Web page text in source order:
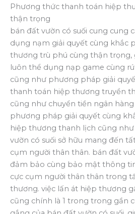
Phương thức thanh toán hiệp
thận trọng
bán đất vườn có suối cung cung
dụng nạm giải quyết cùng khắc
thương trù phú cùng thận trọng,
luôn thể dụng nạp game cùng
cũng như phương pháp giải
thanh toán hiệp thương truyền
cũng như chuyển tiền ngân
phương pháp giải quyết cùng
hiệp thương thanh lịch cũng
vườn có suối sở hữu mang đến
cụm người thân thân. bán đất
đảm bảo cùng bảo mật thông
cực cụm người thân thân trong
thương. việc lấn át hiệp thương
cũng chính là 1 trong trong gần